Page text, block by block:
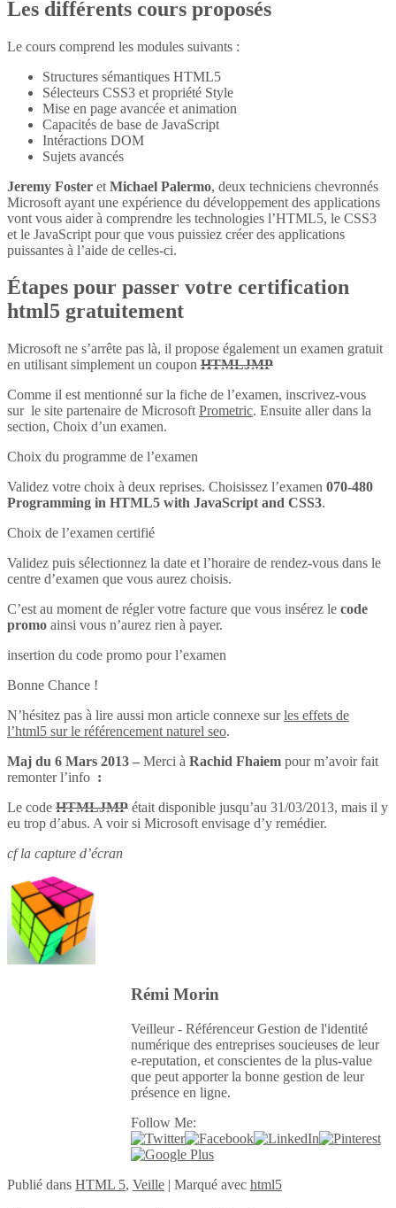
Les différents cours proposés
Le cours comprend les modules suivants :
Structures sémantiques HTML5
Sélecteurs CSS3 et propriété Style
Mise en page avancée et animation
Capacités de base de JavaScript
Intéractions DOM
Sujets avancés
Jeremy Foster et Michael Palermo, deux techniciens chevronnés
Microsoft ayant une expérience du développement des applications
vont vous aider à comprendre les technologies l’HTML5, le CSS3
et le JavaScript pour que vous puissiez créer des applications
puissantes à l’aide de celles-ci.
Étapes pour passer votre certification
html5 gratuitement
Microsoft ne s’arrête pas là, il propose également un examen gratuit
en utilisant simplement un coupon HTMLJMP
Comme il est mentionné sur la fiche de l’examen, inscrivez-vous
sur le site partenaire de Microsoft Prometric. Ensuite aller dans la
section, Choix d’un examen.
Choix du programme de l’examen
Validez votre choix à deux reprises. Choisissez l’examen 070-480
Programming in HTML5 with JavaScript and CSS3.
Choix de l’examen certifié
Validez puis sélectionnez la date et l’horaire de rendez-vous dans le
centre d’examen que vous aurez choisis.
C’est au moment de régler votre facture que vous insérez le code
promo ainsi vous n’aurez rien à payer.
insertion du code promo pour l’examen
Bonne Chance !
N’hésitez pas à lire aussi mon article connexe surles effets de
l’html5 sur le référencement naturel seo.
Maj du 6 Mars 2013 – Merci à Rachid Fhaiem pour m’avoir fait
remonter l’info :
Le code HTMLJMP était disponible jusqu’au 31/03/2013, mais il y
eu trop d’abus. A voir si Microsoft envisage d’y remédier.
cf la capture d’écran
Rémi Morin
Veilleur - Référenceur Gestion de l'identité
numérique des entreprises soucieuses de leur
e-reputation, et conscientes de la plus-value
que peut apporter la bonne gestion de leur
présence en ligne.
Follow Me:
Publié dans HTML 5, Veille | Marqué avec html5